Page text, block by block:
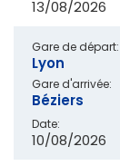
13/08/2026
Gare de départ:
Lyon
Gare d'arrivée:
Béziers
Date:
10/08/2026